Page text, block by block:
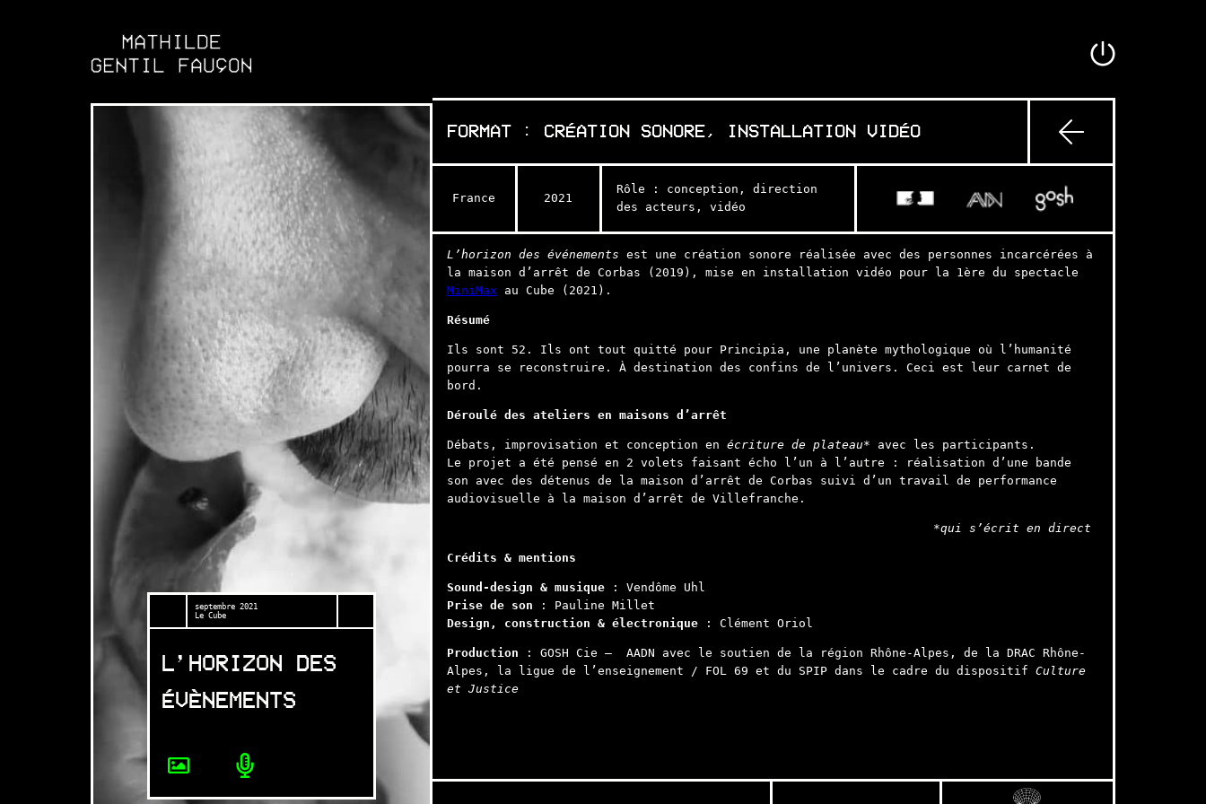
septembre 2021
Le Cube
L’HORIZON DES
ÉVÈNEMENTS
FORMAT : CRÉATION SONORE, INSTALLATION VIDÉO
France 2021
Rôle : conception, direction
des acteurs, vidéo
L’horizon des événements est une création sonore réalisée avec des personnes incarcérées à
la maison d’arrêt de Corbas (2019), mise en installation vidéo pour la 1ère du spectacle
MiniMax au Cube (2021).
Résumé
Ils sont 52. Ils ont tout quitté pour Principia, une planète mythologique où l’humanité
pourra se reconstruire. À destination des confins de l’univers. Ceci est leur carnet de
bord.
Déroulé des ateliers en maisons d’arrêt
Débats, improvisation et conception en écriture de plateau* avec les participants.
Le projet a été pensé en 2 volets faisant écho l’un à l’autre : réalisation d’une bande
son avec des détenus de la maison d’arrêt de Corbas suivi d’un travail de performance
audiovisuelle à la maison d’arrêt de Villefranche.
*qui s’écrit en direct
Crédits & mentions
Sound-design & musique: Vendôme Uhl
Prise de son : Pauline Millet
Design, construction & électronique: Clément Oriol
Production
: GOSH Cie – AADN avec le soutien de la région Rhône-Alpes, de la DRAC Rhône-
Alpes, la ligue de l’enseignement / FOL 69 et du SPIP dans le cadre du dispositif Culture
et Justice